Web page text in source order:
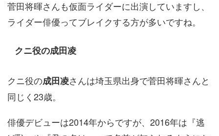
菅田将暉さんも仮面ライダーに出演していますし、
ライダー俳優ってブレイクする方が多いですね。
クニ役の成田凌
クニ役の成田凌さんは埼玉県出身で菅田将暉さんと
同じく23歳。
俳優デビューは2014年からですが、2016年は『逃